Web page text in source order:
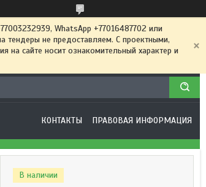
WhatsApp +77016487702 или
тендеры не предоставляем. С проектными,
сайте носит ознакомительный характер и
КОНТАКТЫ ПРАВОВАЯ ИНФОРМАЦИЯ
В наличии